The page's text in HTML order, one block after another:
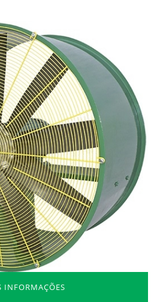
INFORMAÇÕES